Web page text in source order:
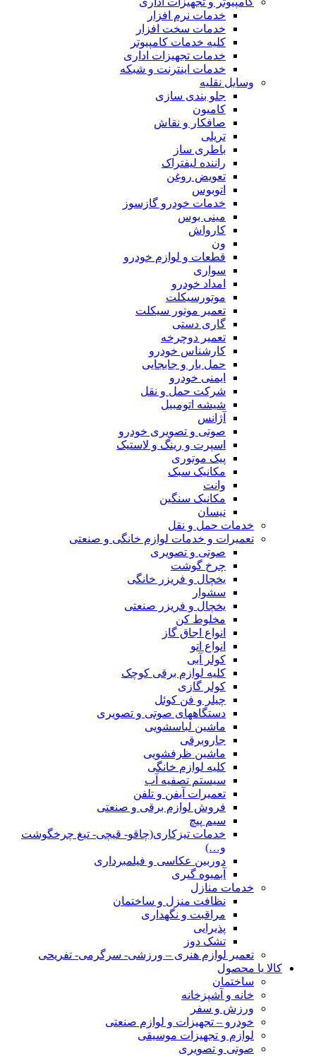
خدمات نرم افزار
خدمات سخت افزار
کلیه خدمات کامپیوتر
خدمات تجهیزات اداری
خدمات اینترنت و شبکه
وسایل نقلیه
جلو بندی سازی
کامیون
صافکار و نقاش
تریلی
باطری ساز
راننده لیفتراک
تعویض روغن
اتوبوس
خدمات خودرو گازسوز
مینی بوس
کارواش
ون
قطعات و لوازم خودرو
سواری
امداد خودرو
موتورسیکلت
تعمیر موتور سیکلت
گاری دستی
تعمیر دوچرخه
کارشناس خودرو
حمل بار و جابجایی
ایمنی خودرو
شرکت حمل و نقل
شیشه اتومبیل
آژانس
صوتی و تصویری خودرو
اسپرت و رینگ و لاستیک
پیک موتوری
مکانیک سبک
وانت
مکانیک سنگین
نیسان
خدمات حمل و نقل
تعمیرات و خدمات لوازم خانگی و صنعتی
صوتی و تصویری
چرخ گوشت
یخچال و فریزر خانگی
سشوار
یخچال و فریزر صنعتی
مخلوط کن
انواع اجاق گاز
انواع اتو
کولر آبی
کلیه لوازم برقی کوچک
کولر گازی
چیلر و فن کوئل
دستگاههای صوتی و تصویری
ماشین لباسشویی
جاروبرقی
ماشین ظرفشویی
کلیه لوازم خانگی
سیستم تصفیه آب
تعمیرات آیفن و تلفن
فروش لوازم برقی و صنعتی
سیم پیچ
خدمات تیزکاری(چاقو- قیچی- تیغ چرخگوشت
و…)
دوربین عکاسی و فیلمبرداری
آبمیوه گیری
خدمات منازل
نظافت منزل و ساختمان
مراقبت و نگهداری
پذیرایی
تشک دوز
تعمیر لوازم هنری – ورزشی- سرگرمی- تفریحی
کالا یا محصول
ساختمان
خانه و آشپزخانه
ورزش و سفر
خودرو – تجهیزات و لوازم صنعتی
لوازم و تجهیزات موسیقی
صوتی و تصویری